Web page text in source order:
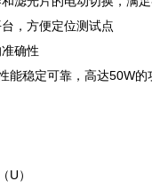
，方便定位测试点
确性
能稳定可靠，高达50W
U）